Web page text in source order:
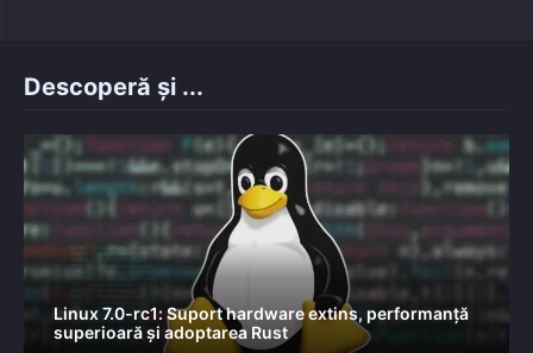
Descoperă și ...
Linux 7.0-rc1: Suport hardware extins, performanță
superioară și adoptarea Rust